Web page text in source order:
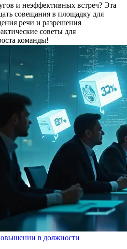
и неэффективных встреч? Эта
совещания в площадку для
речи и разрешения
советы для
команды!
в должности